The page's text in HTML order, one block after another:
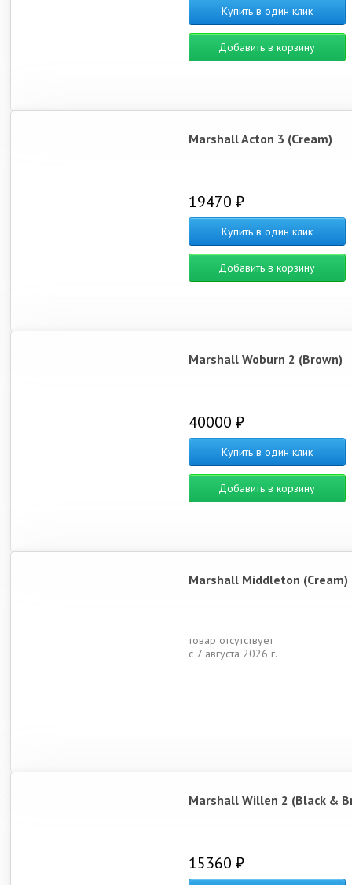
Купить в один клик
Добавить в корзину
Marshall Acton 3 (Cream)
19470 ₽
Купить в один клик
Добавить в корзину
Marshall Woburn 2 (Brown)
40000 ₽
Купить в один клик
Добавить в корзину
Marshall Middleton (Cream)
товар отсутствует
с 7 августа 2026 г.
Marshall Willen 2 (Black &
15360 ₽